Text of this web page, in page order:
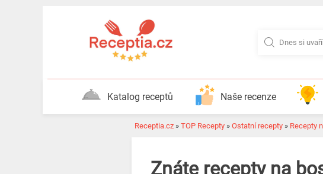
Katalog receptů Naše recenze
Receptia.cz » TOP Recepty » Ostatní recepty » Recepty
Znáte recepty na